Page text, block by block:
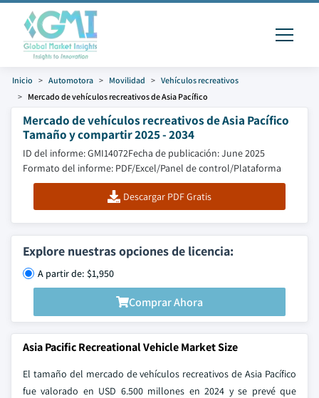
Inicio Automotora Movilidad
Vehículos recreativos
Mercado de vehículos recreativos de Asia Pacífico
Mercado de vehículos recreativos de Asia Pacífico
Tamaño y compartir 2025 - 2034
ID del informe: GMI14072Fecha de publicación: June 2025
Formato del informe: PDF/Excel/Panel de control/Plataforma
Descargar PDF Gratis
Explore nuestras opciones de licencia:
A partir de: $1,950
Comprar Ahora
Asia Pacific Recreational Vehicle Market Size
El tamaño del mercado de vehículos recreativos de Asia Pacífico
fue valorado en USD 6.500 millones en 2024 y se prevé que